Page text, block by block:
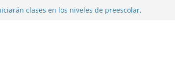
clases en los niveles de preescolar,